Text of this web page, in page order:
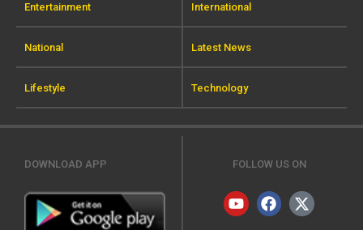
Entertainment International
National Latest News
Lifestyle Technology
DOWNLOAD APP FOLLOW US ON